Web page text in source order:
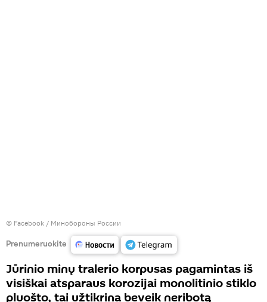
© Facebook / Минобороны России
Prenumeruokite
Jūrinio minų tralerio korpusas pagamintas iš
visiškai atsparaus korozijai monolitinio stiklo
pluošto, tai užtikrina beveik neribotą